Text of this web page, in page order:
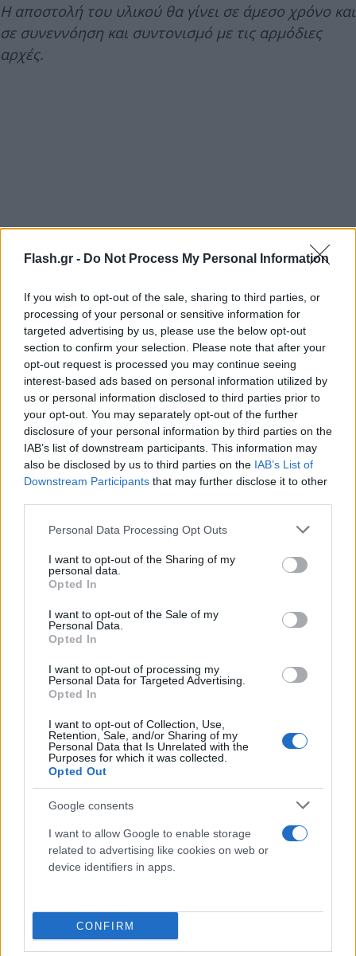
Flash.gr - Do Not Process My Personal Information
If you wish to opt-out of the sale, sharing to third parties, or
processing of your personal or sensitive information for
targeted advertising by us, please use the below opt-out
section to confirm your selection. Please note that after your
opt-out request is processed you may continue seeing
interest-based ads based on personal information utilized by
us or personal information disclosed to third parties prior to
your opt-out. You may separately opt-out of the further
disclosure of your personal information by third parties on the
IAB’s list of downstream participants. This information may
also be disclosed by us to third parties on the IAB’s List of
Downstream Participants that may further disclose it to other
Please note that this website/app uses one or more Google
not limited to your visit or usage behaviour. You may click to
grant or deny consent to Google and its third-party tags to
use your data for below specified purposes in below Google
consent section.
Personal Data Processing Opt Outs
I want to opt-out of the Sharing of my
personal data.
Opted In
I want to opt-out of the Sale of my
Personal Data.
Opted In
I want to opt-out of processing my
Personal Data for Targeted Advertising.
Opted In
I want to opt-out of Collection, Use,
Retention, Sale, and/or Sharing of my
Personal Data that Is Unrelated with the
Purposes for which it was collected.
Opted Out
Google consents
I want to allow Google to enable storage
related to advertising like cookies on web or
device identifiers in apps.
CONFIRM
Η αποστολή του υλικού θα γίνει σε άμεσο χρόνο και
σε συνεννόηση και συντονισμό με τις αρμόδιες
αρχές.
επικοινωνία με τους προέδρους των Ενώσεων
Ποδοσφαιρικών Σωματείων των πληγεισών
περιοχών, εκπέμποντας μήνυμα αλληλεγγύης και
έμπρακτης στήριξής τους.
Ενώπιον μιας ανεξέλεγκτης καταστροφής, με
επιλογές ουσίας, η Ομοσπονδία υπενθυμίζει ότι ο
αθλητισμός πρεσβεύει υψηλές ανθρώπινες
Θερμές ευχαριστίες στη συνεργαζόμενη
εταιρεία medicine, που θα συμπράξει και θα
συνδράμει στην εξασφάλιση και αποστολή των
ειδών πρώτης ανάγκης».
Κάνε κλικ και δες περισσότερο
Flash.grστην αναζήτηση της